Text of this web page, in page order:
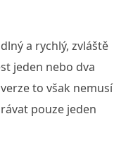
a rychlý, zvláště
jeden nebo dva
to však nemusí
pouze jeden